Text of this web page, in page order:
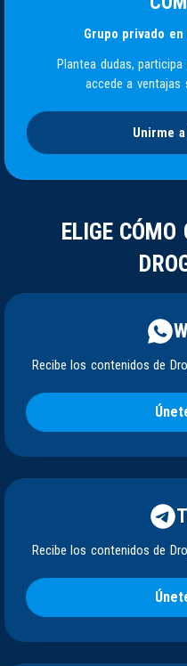
Grupo privado
Plantea dudas,
accede a ventajas
Unirme
ELIGE CÓMO
Recibe los contenidos de
Recibe los contenidos de